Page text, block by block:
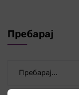
Пребарај